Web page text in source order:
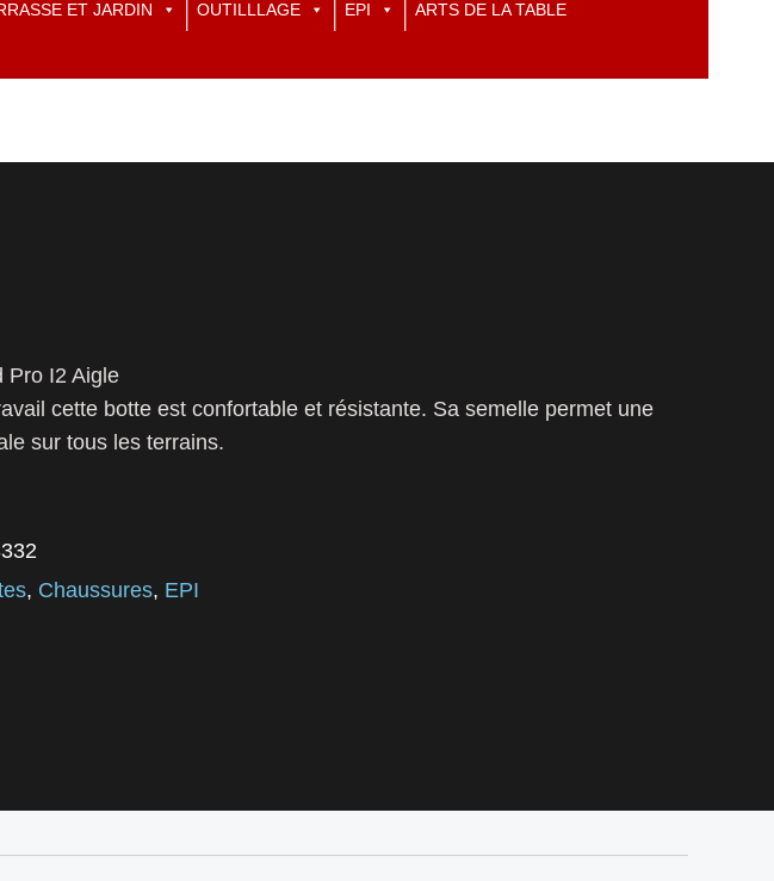
ET JARDIN OUTILLLAGE EPI ARTS DE LA TABLE
Pro I2 Aigle
cette botte est confortable et résistante. Sa semelle permet une
sur tous les terrains.
, Chaussures, EPI